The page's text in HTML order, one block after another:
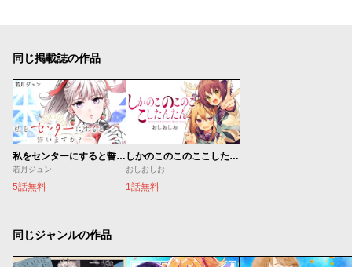
同じ掲載誌の作品
私をセンターにすると誓いますか？
若月ジュン
5話無料
しかのこのこのここしたんたん
おしおしお
1話無料
同じジャンルの作品